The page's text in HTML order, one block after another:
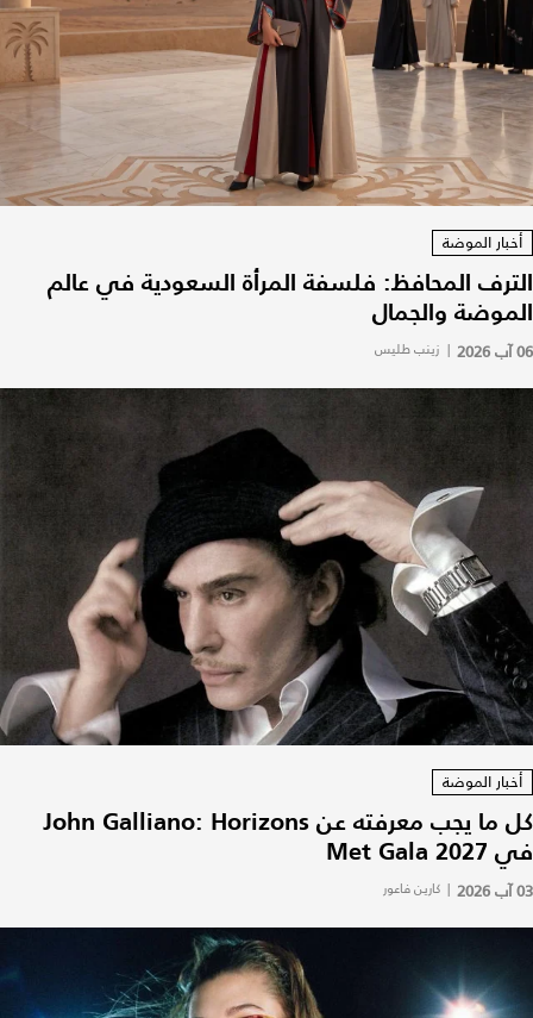
أخبار الموضة
الترف المحافظ: فلسفة المرأة السعودية في عالم
الموضة والجمال
06 آب 2026 | زينب طليس
أخبار الموضة
كل ما يجب معرفته عن John Galliano: Horizons
في Met Gala 2027
03 آب 2026 | كارين فاعور